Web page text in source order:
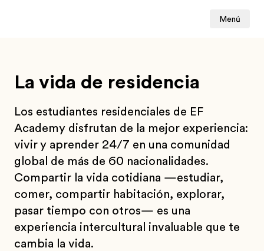
Menú
La vida de residencia
Los estudiantes residenciales de EF
Academy disfrutan de la mejor experiencia:
vivir y aprender 24/7 en una comunidad
global de más de 60 nacionalidades.
Compartir la vida cotidiana —estudiar,
comer, compartir habitación, explorar,
pasar tiempo con otros— es una
experiencia intercultural invaluable que te
cambia la vida.